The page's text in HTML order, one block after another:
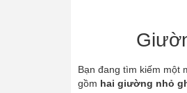
Bạn đang tìm kiếm một
gồm hai giường nhỏ